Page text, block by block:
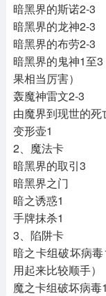
暗黑界的斯诺2-3
暗黑界的龙神2-3
暗黑界的布劳2-3
暗黑界的鬼神1至
果相当厉害）
轰魔神雷文2-3
由魔界到现世的死
变形壶1
2、魔法卡
暗黑界的取引3
暗黑界之门
暗之诱惑1
手牌抹杀1
3、陷阱卡
暗之卡组破坏病
用起来比较顺手）
魔之卡组破坏病